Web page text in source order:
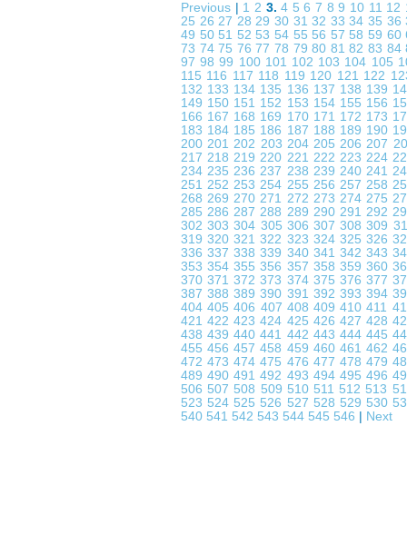
Previous 1 2 3. 4 567 89 10 11 12
25 2627 282930 3132 333435 36
49 50 51 52 53 54 55 56 57 58 59 60
73 7475 767778 7980 818283 84
979899 100 101 102 103 104 105
115 116 117 118 119 120 121 122
132 133 134 135 136 137 138 139
149 150 151 152 153 154 155 156
166 167 168 169 170 171 172 173
183 184 185 186 187 188 189 190
200201202 203 204 205206207
217218219220 221 222 223 224
234235236237 238 239 240 241
251252253254 255 256 257 258
268269270271 272 273 274 275
285286287288 289 290 291 292
302303304 305 306 307308309
319320321322 323 324 325 326
336337338339 340 341 342 343
353354355356 357 358 359 360
370371372373 374 375 376 377
387388389390 391 392 393 394
404405406 407 408 409410411
421422423424 425 426 427 428
438439440441 442 443 444 445
455456457458 459 460 461 462
472473474475 476 477 478 479
489490491492 493 494 495 496
506 507 508 509 510 511 512 513
523 524 525 526 527 528 529 530
540 541 542 543 544 545 546 Next